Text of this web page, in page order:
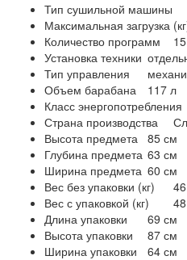
Тип сушильной машины
Максимальная загрузка
Количество программ
Установка техники
Тип управления
Объем барабана
117 л
Класс энергопотребления
Страна производства
Высота предмета 85 см
Глубина предмета 63 см
Ширина предмета 60 см
Вес без упаковки (кг)
Вес с упаковкой (кг)
Длина упаковки
69 см
Высота упаковки
87 см
Ширина упаковки
64 см